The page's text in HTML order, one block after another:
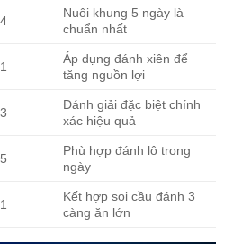
Nuôi khung 5 ngày là
chuẩn nhất
Áp dụng đánh xiên để
tăng nguồn lợi
Đánh giải đặc biệt chính
xác hiệu quả
Phù hợp đánh lô trong
ngày
Kết hợp soi cầu đánh 3
càng ăn lớn